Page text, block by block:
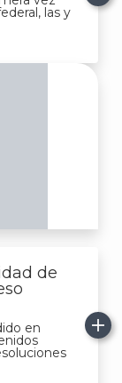
las y
de
en